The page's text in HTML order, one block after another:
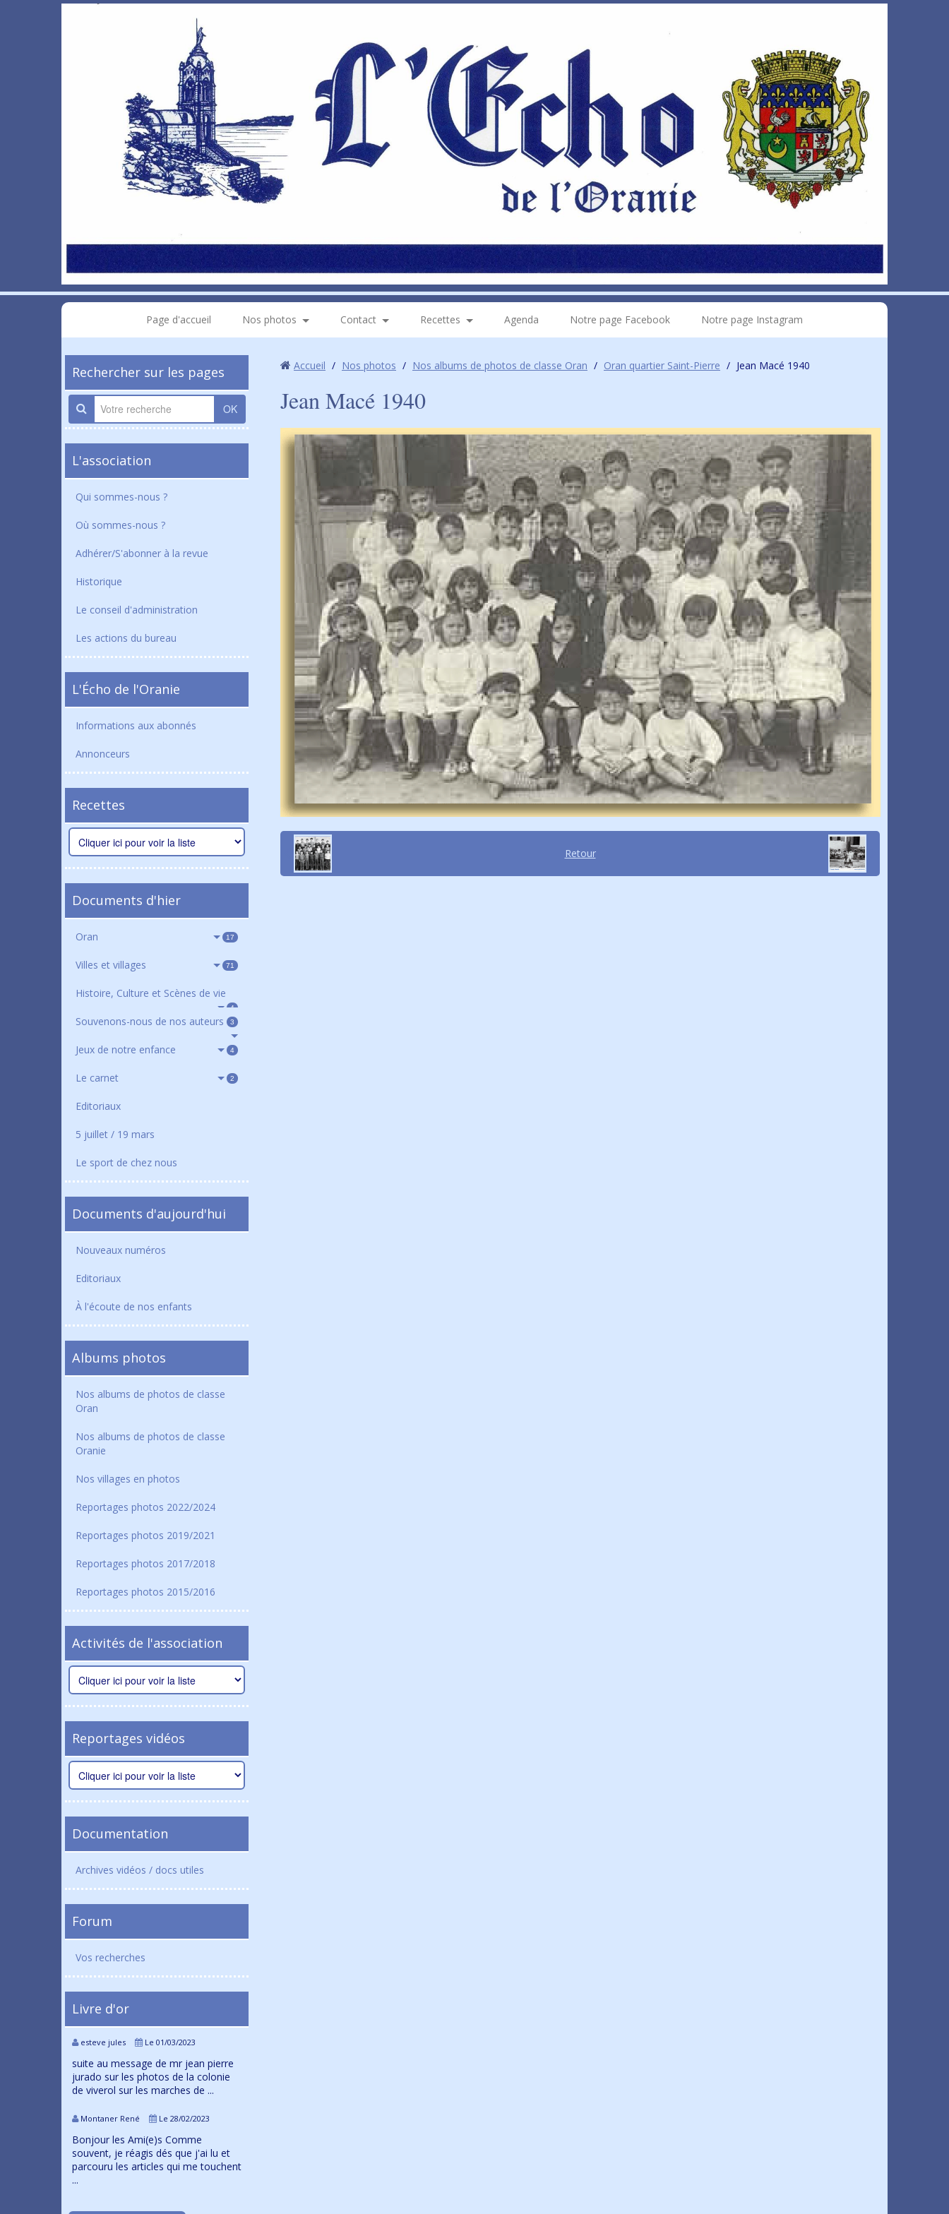
Page d'accueil Nos photos Contact Recettes Agenda Notre page Facebook Notre page Instagram
Rechercher sur les pages
OK
L'association
Qui sommes-nous ?
Où sommes-nous ?
Adhérer/S'abonner à la revue
Historique
Le conseil d'administration
Les actions du bureau
L'Écho de l'Oranie
Informations aux abonnés
Annonceurs
Recettes
Documents d'hier
Oran 17
Villes et villages 71
Histoire, Culture et Scènes de vie
4
Souvenons-nous de nos auteurs 3
Jeux de notre enfance 4
Le carnet 2
Editoriaux
5 juillet / 19 mars
Le sport de chez nous
Documents d'aujourd'hui
Nouveaux numéros
Editoriaux
À l'écoute de nos enfants
Albums photos
Nos albums de photos de classe
Oran
Nos albums de photos de classe
Oranie
Nos villages en photos
Reportages photos 2022/2024
Reportages photos 2019/2021
Reportages photos 2017/2018
Reportages photos 2015/2016
Activités de l'association
Reportages vidéos
Documentation
Archives vidéos / docs utiles
Forum
Vos recherches
Livre d'or
esteve jules Le 01/03/2023
suite au message de mr jean pierre
jurado sur les photos de la colonie
de viverol sur les marches de ...
Montaner René Le 28/02/2023
Bonjour les Ami(e)s Comme
souvent, je réagis dés que j'ai lu et
parcouru les articles qui me touchent
...
Accueil / Nos photos / Nos albums de photos de classe Oran / Oran quartier Saint-Pierre / Jean Macé 1940
Jean Macé 1940
Retour